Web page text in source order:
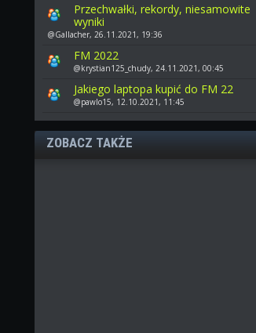
Przechwałki, rekordy, niesamowite
wyniki
@Gallacher, 26.11.2021, 19:36
FM 2022
@krystian125_chudy, 24.11.2021, 00:45
Jakiego laptopa kupić do FM 22
@pawlo15, 12.10.2021, 11:45
ZOBACZ TAKŻE